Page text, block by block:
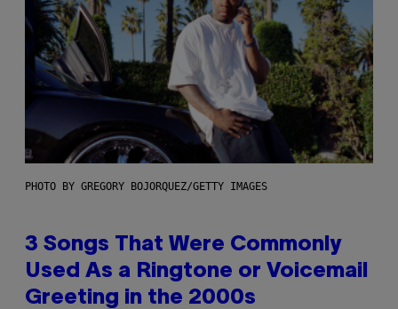
PHOTO BY GREGORY BOJORQUEZ/GETTY IMAGES
3 Songs That Were Commonly
Used As a Ringtone or Voicemail
Greeting in the 2000s